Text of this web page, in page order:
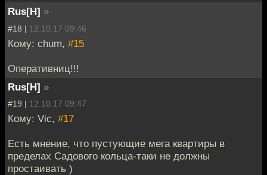
Rus[H] »
#18 | 12.10.17 09:46
Кому: chum, #15
Оперативниц!!!
Rus[H] »
#19 | 12.10.17 09:47
Кому: Vic, #17
Есть мнение, что пустующие мега квартиры в
пределах Садового кольца-таки не должны
простаивать )